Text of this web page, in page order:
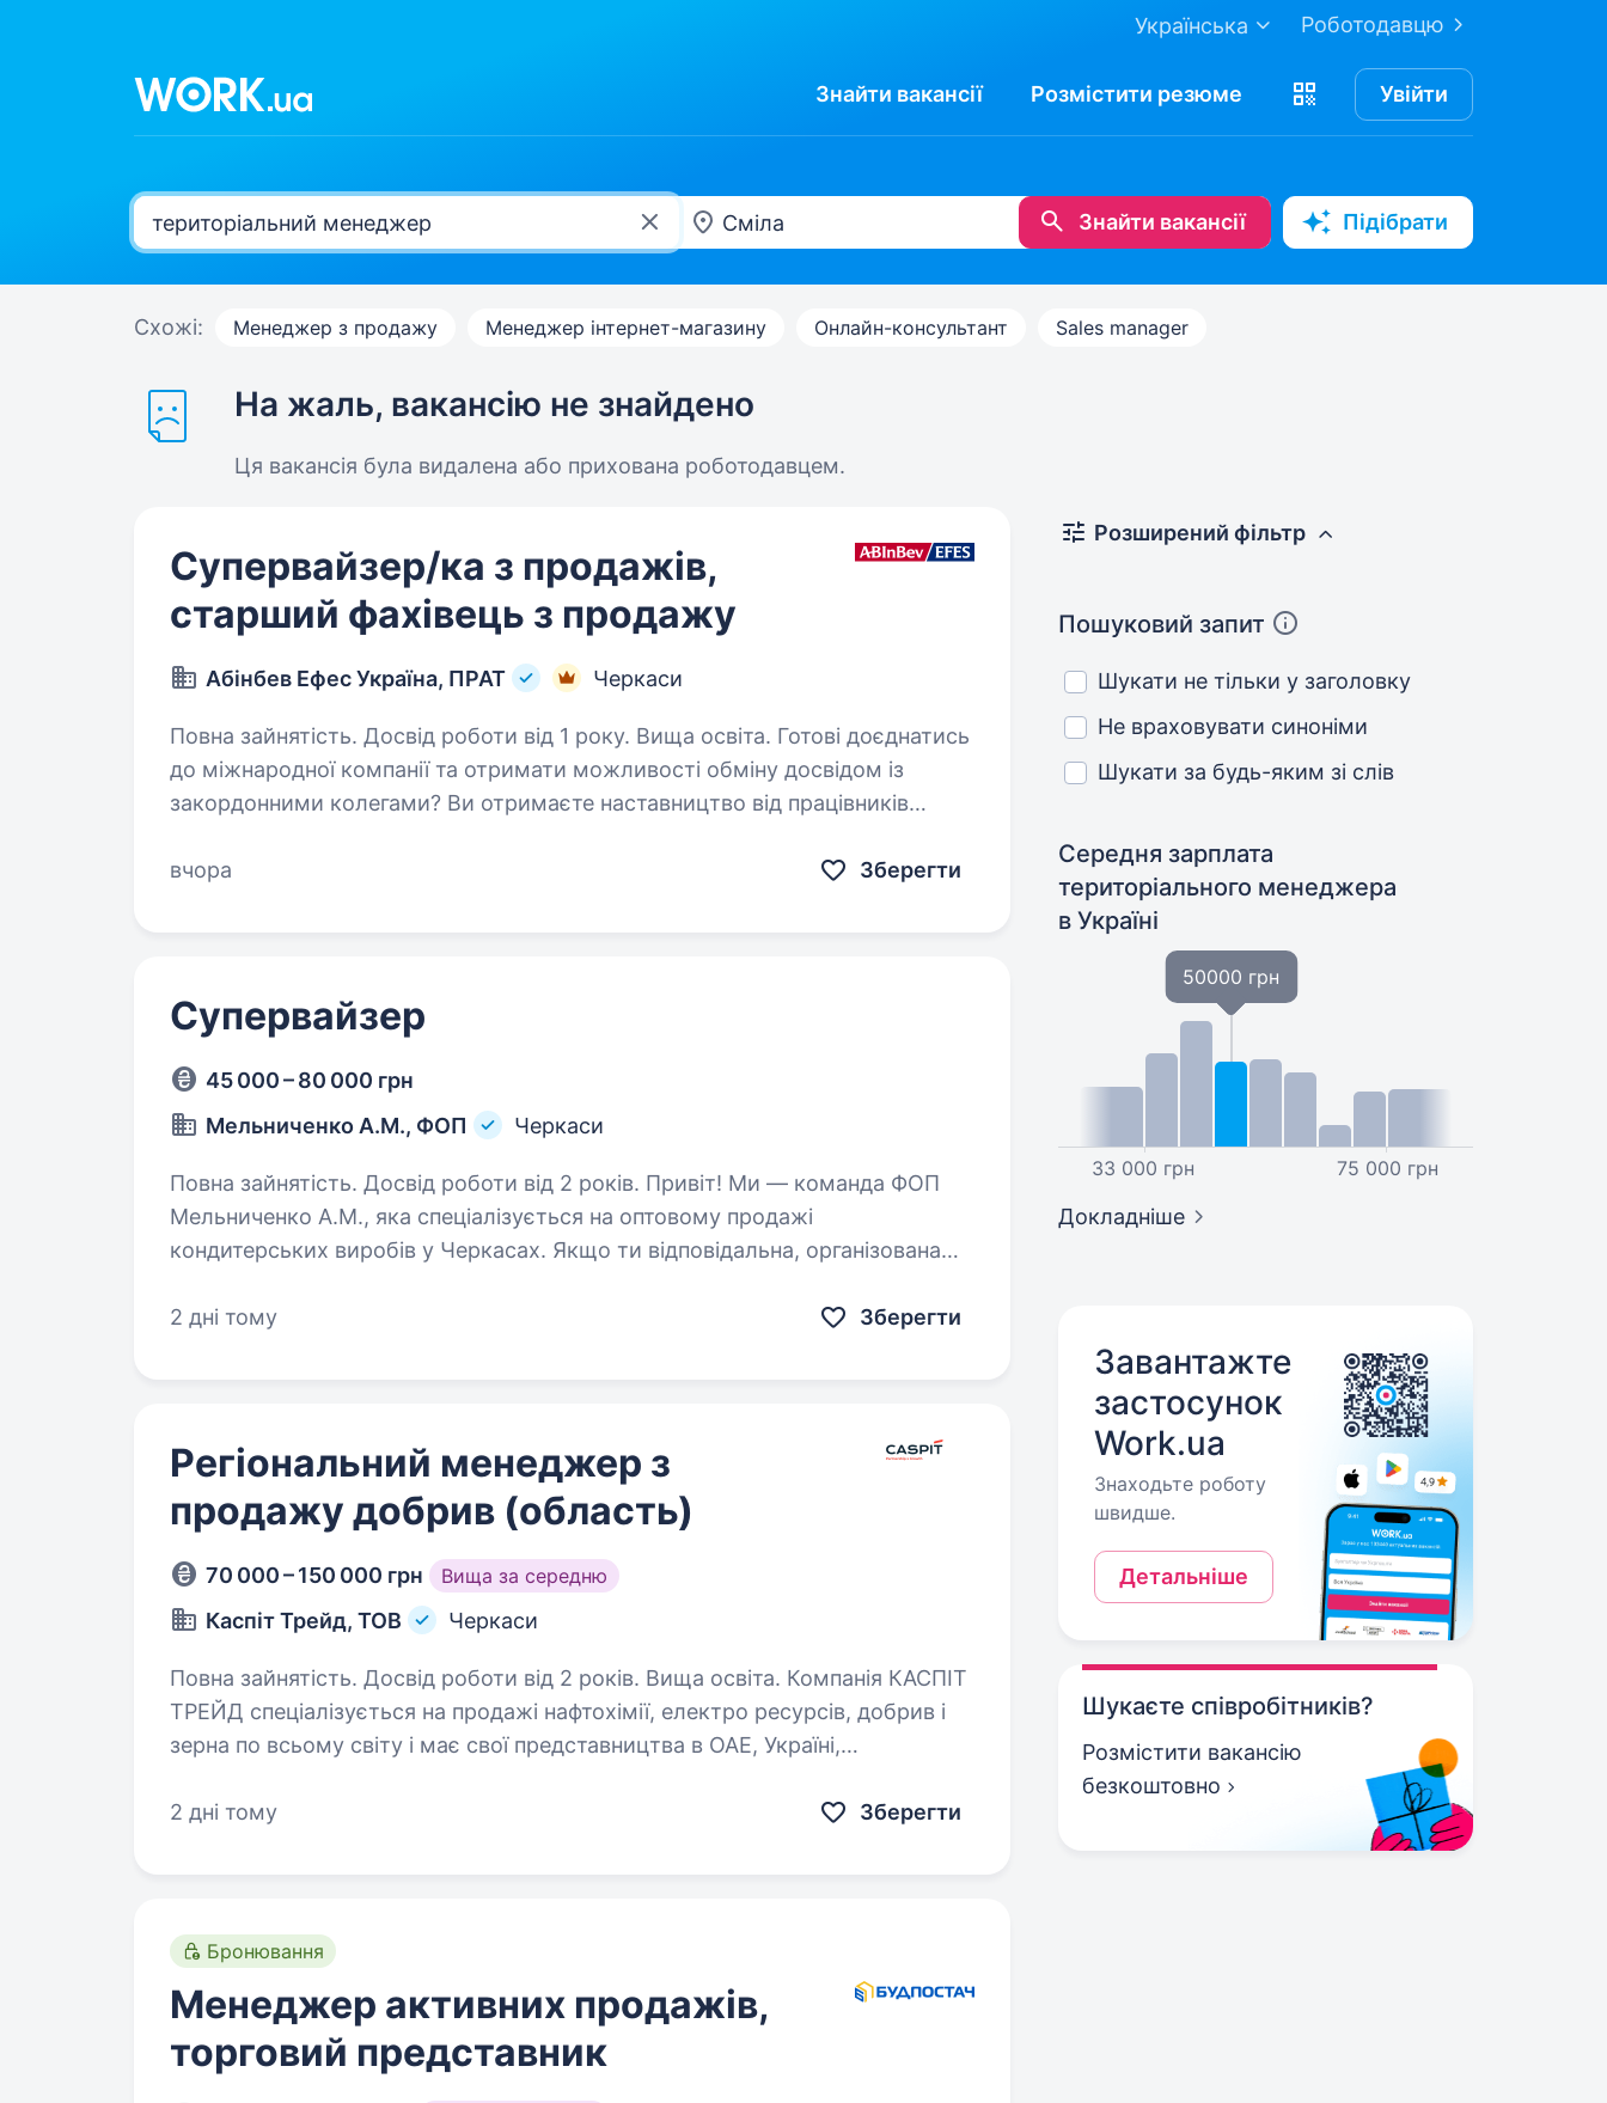
Роботодавцю
Українська
Знайти вакансії Розмістити резюме Увійти
Знайти вакансії Підібрати
Схожі: Менеджер з продажу Менеджер інтернет-магазину Онлайн-консультант Sales manager
На жаль, вакансію не знайдено
Ця вакансія була видалена або прихована роботодавцем.
Супервайзер/ка з продажів,
старший фахівець з продажу
Абінбев Ефес Україна, ПРАТ Черкаси
Повна зайнятість. Досвід роботи від 1 року. Вища освіта. Готові доєднатись
до міжнародної компанії та отримати можливості обміну досвідом із
закордонними колегами? Ви отримаєте наставництво від працівників
вчора
Зберегти
Супервайзер
45 000 – 80 000 грн
Мельниченко А.М., ФОП
Черкаси
Повна зайнятість. Досвід роботи від 2 років. Привіт! Ми — команда ФОП
Мельниченко А.М., яка спеціалізується на оптовому продажі
кондитерських виробів у Черкасах. Якщо ти відповідальна, організована
2 дні тому
Зберегти
Регіональний менеджер з
продажу добрив (область)
70 000 – 150 000 грн Вища за середню
Каспіт Трейд, ТОВ Черкаси
Повна зайнятість. Досвід роботи від 2 років. Вища освіта. Компанія КАСПІТ
ТРЕЙД спеціалізується на продажі нафтохімії, електро ресурсів, добрив і
зерна по всьому світу і має свої представництва в ОАЕ, Україні,
2 дні тому
Зберегти
Бронювання
Менеджер активних продажів,
торговий представник
Розширений фільтр
Пошуковий запит
Шукати не тільки у заголовку
Не враховувати синоніми
Шукати за будь-яким зі слів
Середня зарплата
територіального менеджера
в Україні
33 000 грн
50000 грн
75 000 грн
Докладніше
Завантажте
застосунок
Work.ua
Знаходьте роботу
швидше.
Детальніше
Шукаєте співробітників?
Розмістити вакансію
безкоштовно